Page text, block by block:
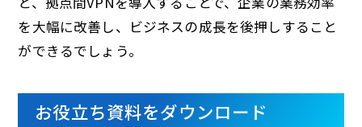
を大幅に改善し、ビジネスの成長を後押しすること
ができるでしょう。
お役立ち資料をダウンロード